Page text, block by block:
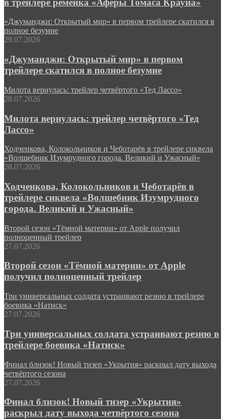
«Джуманджи: Открытый мир» в первом трейлере скатился в
полное безумие
29.07.2026
«Джуманджи: Открытый мир» в первом
трейлере скатился в полное безумие
Милота вернулась: трейлер четвёртого «Тед Лассо»
28.07.2026
Милота вернулась: трейлер четвёртого «Тед
Лассо»
Ходченкова, Колокольников и Чеботарёв в трейлере сиквела
«Волшебник Изумрудного города. Великий и Ужасный»
28.07.2026
Ходченкова, Колокольников и Чеботарёв в
трейлере сиквела «Волшебник Изумрудного
города. Великий и Ужасный»
Второй сезон «Тёмной материи» от Apple получил
полноценный трейлер
27.07.2026
Второй сезон «Тёмной материи» от Apple
получил полноценный трейлер
Три универсальных солдата устраивают резню в трейлере
боевика «Натиск»
27.07.2026
Три универсальных солдата устраивают резню в
трейлере боевика «Натиск»
Финал близок! Новый тизер «Укрытия» раскрыл дату выхода
четвёртого сезона
27.07.2026
Финал близок! Новый тизер «Укрытия»
раскрыл дату выхода четвёртого сезона